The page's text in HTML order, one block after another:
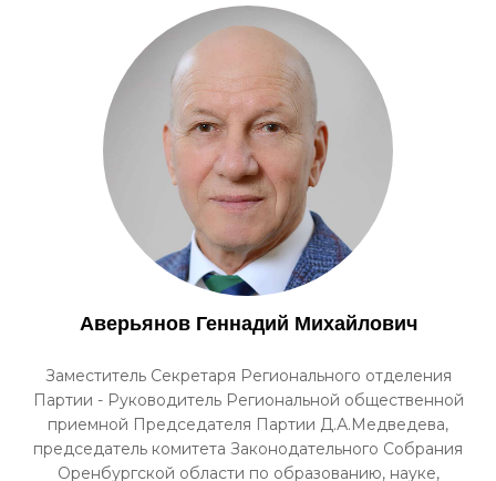
Аверьянов Геннадий Михайлович
Заместитель Секретаря Регионального отделения
Партии - Руководитель Региональной общественной
приемной Председателя Партии Д.А.Медведева,
председатель комитета Законодательного Собрания
Оренбургской области по образованию, науке,